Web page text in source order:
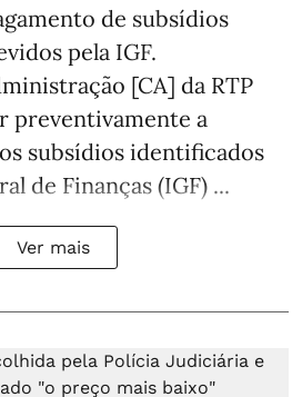
de subsídios
pela IGF.
[CA] da RTP
preventivamente a
subsídios identificados
de Finanças (IGF) ...
Ver mais